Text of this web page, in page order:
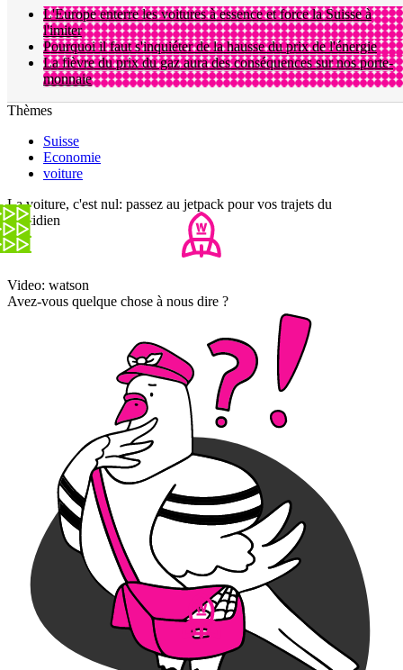
L'Europe enterre les voitures à essence et force la Suisse à
l'imiter
Pourquoi il faut s'inquiéter de la hausse du prix de l'énergie
La fièvre du prix du gaz aura des conséquences sur nos porte-
monnaie
Thèmes
Suisse
Economie
voiture
La voiture, c'est nul: passez au jetpack pour vos trajets du
quotidien
Video: watson
Avez-vous quelque chose à nous dire ?